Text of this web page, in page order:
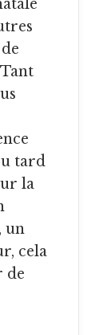
tard
la
un
cela
de